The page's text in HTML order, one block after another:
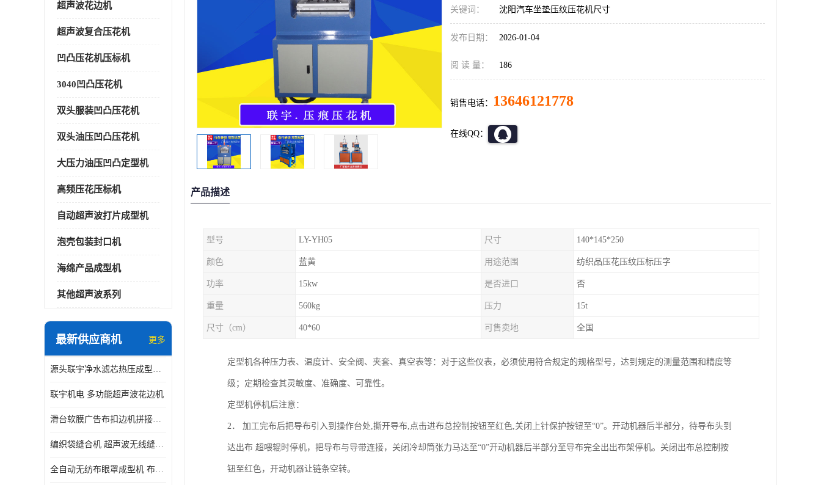
超声波花边机
超声波复合压花机
凹凸压花机压标机
3040凹凸压花机
双头服装凹凸压花机
双头油压凹凸压花机
大压力油压凹凸定型机
高频压花压标机
自动超声波打片成型机
泡壳包装封口机
海绵产品成型机
其他超声波系列
最新供应商机 更多
源头联宇净水滤芯热压成型机器 超声波大功率封边机
联宇机电 多功能超声波花边机
滑台软膜广告布扣边机拼接机用于焊接热合拼接作用
编织袋缝合机 超声波无线缝合机 厂家现货供应
全自动无纺布眼罩成型机 布料海绵眼罩热合切边机
关键词： 沈阳汽车坐垫压纹压花机尺寸
发布日期： 2026-01-04
阅 读 量： 186
销售电话： 13646121778
在线QQ：
产品描述
型号 LY-YH05 尺寸 140*145*250
颜色 蓝黄 用途范围 纺织品压花压纹压标压字
功率 15kw 是否进口 否
重量 560kg 压力 15t
尺寸（cm） 40*60 可售卖地 全国
定型机各种压力表、温度计、安全阀、夹套、真空表等：对于这些仪表，必须使用符合规定的规格型号，达到规定的测量范围和精度等
级；定期检查其灵敏度、准确度、可靠性。
定型机停机后注意：
2． 加工完布后把导布引入到操作台处,撕开导布,点击进布总控制按钮至红色,关闭上针保护按钮至“0”。开动机器后半部分，待导布头到
达出布 超喂辊时停机，把导布与导带连接，关闭冷却筒张力马达至“0”开动机器后半部分至导布完全出出布架停机。关闭出布总控制按
钮至红色，开动机器让链条空转。